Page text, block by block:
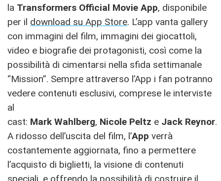
la Transformers Official Movie App, disponibile
per il download su App Store. L’app vanta gallery
con immagini del film, immagini dei giocattoli,
video e biografie dei protagonisti, così come la
possibilità di cimentarsi nella sfida settimanale
“Mission”. Sempre attraverso l’App i fan potranno
vedere contenuti esclusivi, comprese le interviste
al
cast: Mark Wahlberg, Nicole Peltz e Jack Reynor.
A ridosso dell’uscita del film, l’App verrà
costantemente aggiornata, fino a permettere
l’acquisto di biglietti, la visione di contenuti